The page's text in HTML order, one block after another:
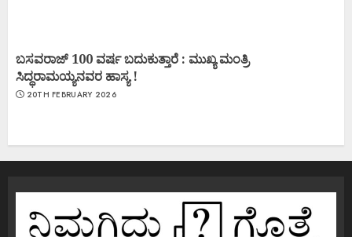
ಬಸವರಾಜ್ 100 ವರ್ಷ ಬದುಕುತ್ತಾರೆ : ಮುಖ್ಯ ಮಂತ್ರಿ
ಸಿದ್ಧರಾಮಯ್ಯನವರ ಹಾಸ್ಯ !
20TH FEBRUARY 2026